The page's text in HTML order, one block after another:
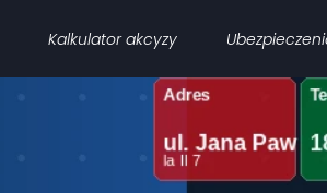
Kalkulator akcyzy